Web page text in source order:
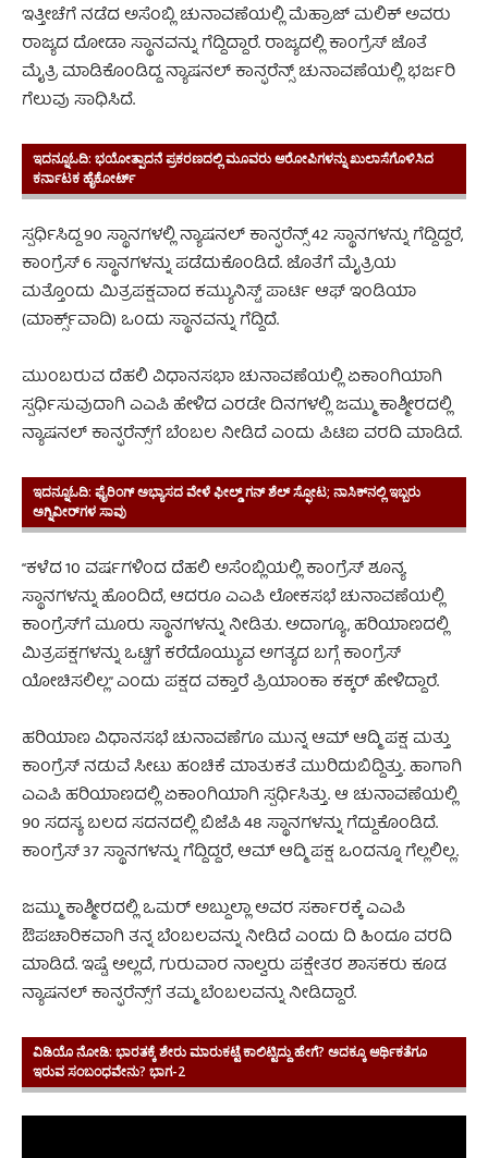
ಇತ್ತೀಚೆಗೆ ನಡೆದ ಅಸೆಂಬ್ಲಿ ಚುನಾವಣೆಯಲ್ಲಿ ಮೆಹ್ರಾಜ್ ಮಲಿಕ್ ಅವರು
ರಾಜ್ಯದ ದೋಡಾ ಸ್ಥಾನವನ್ನು ಗೆದ್ದಿದ್ದಾರೆ. ರಾಜ್ಯದಲ್ಲಿ ಕಾಂಗ್ರೆಸ್ ಜೊತೆ
ಮೈತ್ರಿ ಮಾಡಿಕೊಂಡಿದ್ದ ನ್ಯಾಷನಲ್ ಕಾನ್ಫರೆನ್ಸ್ ಚುನಾವಣೆಯಲ್ಲಿ ಭರ್ಜರಿ
ಗೆಲುವು ಸಾಧಿಸಿದೆ.
ಇದನ್ನೂಓದಿ: ಭಯೋತ್ಪಾದನೆ ಪ್ರಕರಣದಲ್ಲಿ ಮೂವರು ಆರೋಪಿಗಳನ್ನು ಖುಲಾಸೆಗೊಳಿಸಿದ
ಕರ್ನಾಟಕ ಹೈಕೋರ್ಟ್
ಸ್ಪರ್ಧಿಸಿದ್ದ 90 ಸ್ಥಾನಗಳಲ್ಲಿ ನ್ಯಾಷನಲ್ ಕಾನ್ಫರೆನ್ಸ್ 42 ಸ್ಥಾನಗಳನ್ನು ಗೆದ್ದಿದ್ದರೆ,
ಕಾಂಗ್ರೆಸ್ 6 ಸ್ಥಾನಗಳನ್ನು ಪಡೆದುಕೊಂಡಿದೆ. ಜೊತೆಗೆ ಮೈತ್ರಿಯ
ಮತ್ತೊಂದು ಮಿತ್ರಪಕ್ಷವಾದ ಕಮ್ಯುನಿಸ್ಟ್ ಪಾರ್ಟಿ ಆಫ್ ಇಂಡಿಯಾ
(ಮಾರ್ಕ್ಸ್‌ವಾದಿ) ಒಂದು ಸ್ಥಾನವನ್ನು ಗೆದ್ದಿದೆ.
ಮುಂಬರುವ ದೆಹಲಿ ವಿಧಾನಸಭಾ ಚುನಾವಣೆಯಲ್ಲಿ ಏಕಾಂಗಿಯಾಗಿ
ಸ್ಪರ್ಧಿಸುವುದಾಗಿ ಎಎಪಿ ಹೇಳಿದ ಎರಡೇ ದಿನಗಳಲ್ಲಿ ಜಮ್ಮು ಕಾಶ್ಮೀರದಲ್ಲಿ
ನ್ಯಾಷನಲ್ ಕಾನ್ಫರೆನ್ಸ್‌ಗೆ ಬೆಂಬಲ ನೀಡಿದೆ ಎಂದು ಪಿಟಿಐ ವರದಿ ಮಾಡಿದೆ.
ಇದನ್ನೂಓದಿ: ಫೈರಿಂಗ್ ಅಭ್ಯಾಸದ ವೇಳೆ ಫೀಲ್ಡ್ ಗನ್ ಶೆಲ್ ಸ್ಫೋಟ; ನಾಸಿಕ್‌ನಲ್ಲಿ ಇಬ್ಬರು
ಅಗ್ನಿವೀರ್‌ಗಳ ಸಾವು
“ಕಳೆದ 10 ವರ್ಷಗಳಿಂದ ದೆಹಲಿ ಅಸೆಂಬ್ಲಿಯಲ್ಲಿ ಕಾಂಗ್ರೆಸ್ ಶೂನ್ಯ
ಸ್ಥಾನಗಳನ್ನು ಹೊಂದಿದೆ, ಆದರೂ ಎಎಪಿ ಲೋಕಸಭೆ ಚುನಾವಣೆಯಲ್ಲಿ
ಕಾಂಗ್ರೆಸ್‌ಗೆ ಮೂರು ಸ್ಥಾನಗಳನ್ನು ನೀಡಿತು. ಅದಾಗ್ಯೂ, ಹರಿಯಾಣದಲ್ಲಿ
ಮಿತ್ರಪಕ್ಷಗಳನ್ನು ಒಟ್ಟಿಗೆ ಕರೆದೊಯ್ಯುವ ಅಗತ್ಯದ ಬಗ್ಗೆ ಕಾಂಗ್ರೆಸ್
ಯೋಚಿಸಲಿಲ್ಲ” ಎಂದು ಪಕ್ಷದ ವಕ್ತಾರೆ ಪ್ರಿಯಾಂಕಾ ಕಕ್ಕರ್ ಹೇಳಿದ್ದಾರೆ.
ಹರಿಯಾಣ ವಿಧಾನಸಭೆ ಚುನಾವಣೆಗೂ ಮುನ್ನ ಆಮ್ ಆದ್ಮಿ ಪಕ್ಷ ಮತ್ತು
ಕಾಂಗ್ರೆಸ್ ನಡುವೆ ಸೀಟು ಹಂಚಿಕೆ ಮಾತುಕತೆ ಮುರಿದುಬಿದ್ದಿತ್ತು. ಹಾಗಾಗಿ
ಎಎಪಿ ಹರಿಯಾಣದಲ್ಲಿ ಏಕಾಂಗಿಯಾಗಿ ಸ್ಪರ್ಧಿಸಿತ್ತು. ಆ ಚುನಾವಣೆಯಲ್ಲಿ
90 ಸದಸ್ಯ ಬಲದ ಸದನದಲ್ಲಿ ಬಿಜೆಪಿ 48 ಸ್ಥಾನಗಳನ್ನು ಗೆದ್ದುಕೊಂಡಿದೆ.
ಕಾಂಗ್ರೆಸ್ 37 ಸ್ಥಾನಗಳನ್ನು ಗೆದ್ದಿದ್ದರೆ, ಆಮ್ ಆದ್ಮಿ ಪಕ್ಷ ಒಂದನ್ನೂ ಗೆಲ್ಲಲಿಲ್ಲ.
ಜಮ್ಮು ಕಾಶ್ಮೀರದಲ್ಲಿ ಒಮರ್ ಅಬ್ದುಲ್ಲಾ ಅವರ ಸರ್ಕಾರಕ್ಕೆ ಎಎಪಿ
ಔಪಚಾರಿಕವಾಗಿ ತನ್ನ ಬೆಂಬಲವನ್ನು ನೀಡಿದೆ ಎಂದು ದಿ ಹಿಂದೂ ವರದಿ
ಮಾಡಿದೆ. ಇಷ್ಟೆ ಅಲ್ಲದೆ, ಗುರುವಾರ ನಾಲ್ವರು ಪಕ್ಷೇತರ ಶಾಸಕರು ಕೂಡ
ನ್ಯಾಷನಲ್ ಕಾನ್ಫರೆನ್ಸ್‌ಗೆ ತಮ್ಮ ಬೆಂಬಲವನ್ನು ನೀಡಿದ್ದಾರೆ.
ವಿಡಿಯೊ ನೋಡಿ: ಭಾರತಕ್ಕೆ ಶೇರು ಮಾರುಕಟ್ಟೆ ಕಾಲಿಟ್ಟಿದ್ದು ಹೇಗೆ? ಅದಕ್ಕೂ ಆರ್ಥಿಕತೆಗೂ
ಇರುವ ಸಂಬಂಧವೇನು? ಭಾಗ-2